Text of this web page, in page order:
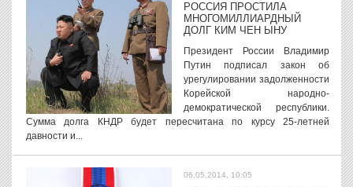
РОССИЯ ПРОСТИЛА
МНОГОМИЛЛИАРДНЫЙ
ДОЛГ КИМ ЧЕН ЫНУ
Президент России Владимир
Путин подписал закон об
урегулировании задолженности
Корейской народно-
демократической республики.
Сумма долга КНДР будет пересчитана по курсу 25-летней
давности и...
06.05.2014, 10:05